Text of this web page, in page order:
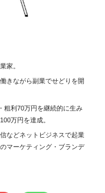
家。
きながら副業でせどりを開
粗利70万円を継続的に生み
万円を達成。
などネットビジネスで起業
マーケティング・ブランデ